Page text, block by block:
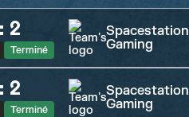
: 2
Terminé
Spacestation
Gaming
: 2
Terminé
Spacestation
Gaming